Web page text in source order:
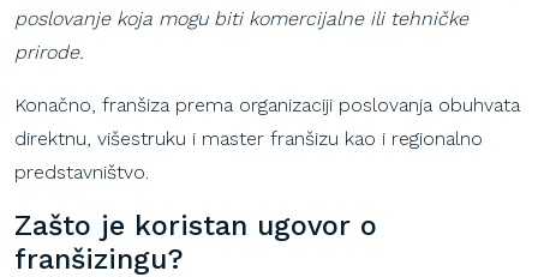
poslovanje koja mogu biti komercijalne ili tehničke
prirode.
Konačno, franšiza prema organizaciji poslovanja obuhvata
direktnu, višestruku i master franšizu kao i regionalno
predstavništvo.
Zašto je koristan ugovor o
franšizingu?